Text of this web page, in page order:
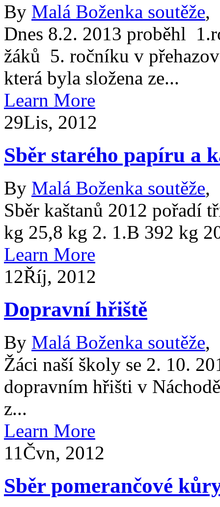
By Malá Boženka soutěže,
Dnes 8.2. 2013 proběhl
žáků 5. ročníku v
která byla složena ze...
Learn More
29Lis, 2012
Sběr starého papíru a
By Malá Boženka soutěže,
Sběr kaštanů 2012 pořadí
kg 25,8 kg 2. 1.B 392 kg
Learn More
12Říj, 2012
Dopravní hřiště
By Malá Boženka soutěže,
Žáci naší školy se 2. 10.
dopravním hřišti v
z...
Learn More
11Čvn, 2012
Sběr pomerančové